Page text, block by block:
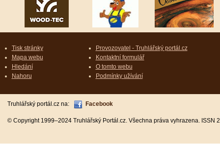
Tisk stránky
Mapa webu
Hledání
Nahoru
Provozovatel - Truhlářský portál.cz
Kontaktní formulář
O tomto webu
Podmínky užívání
Truhlářský portál.cz na: Facebook
© Copyright 1999–2024 Truhlářský Portál.cz. Všechna práva vyhrazena.